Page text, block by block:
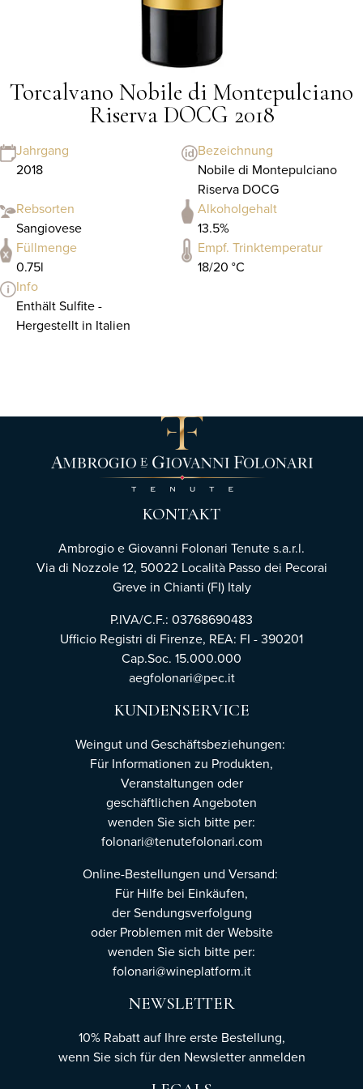
Torcalvano Nobile di Montepulciano
Riserva DOCG 2018
Jahrgang
2018
Bezeichnung
Nobile di Montepulciano
Riserva DOCG
Rebsorten
Sangiovese
Alkoholgehalt
13.5%
Füllmenge
0.75l
Empf. Trinktemperatur
18/20 °C
Info
Enthält Sulfite -
Hergestellt in Italien
KONTAKT
Ambrogio e Giovanni Folonari Tenute s.a.r.l.
Via di Nozzole 12, 50022 Località Passo dei Pecorai
Greve in Chianti (FI) Italy
P.IVA/C.F.: 03768690483
Ufficio Registri di Firenze, REA: FI - 390201
Cap.Soc. 15.000.000
aegfolonari@pec.it
KUNDENSERVICE
Weingut und Geschäftsbeziehungen:
Für Informationen zu Produkten,
Veranstaltungen oder
geschäftlichen Angeboten
wenden Sie sich bitte per:
folonari@tenutefolonari.com
Online-Bestellungen und Versand:
Für Hilfe bei Einkäufen,
der Sendungsverfolgung
oder Problemen mit der Website
wenden Sie sich bitte per:
folonari@wineplatform.it
NEWSLETTER
10% Rabatt auf Ihre erste Bestellung,
wenn Sie sich für den Newsletteranmelden